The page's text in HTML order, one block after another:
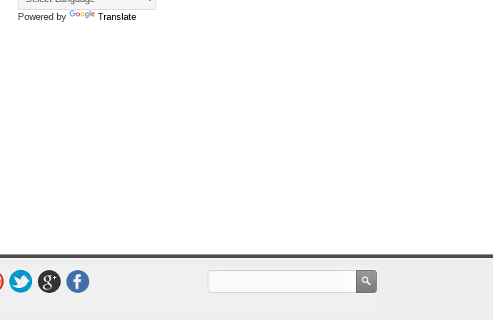
Powered by Translate